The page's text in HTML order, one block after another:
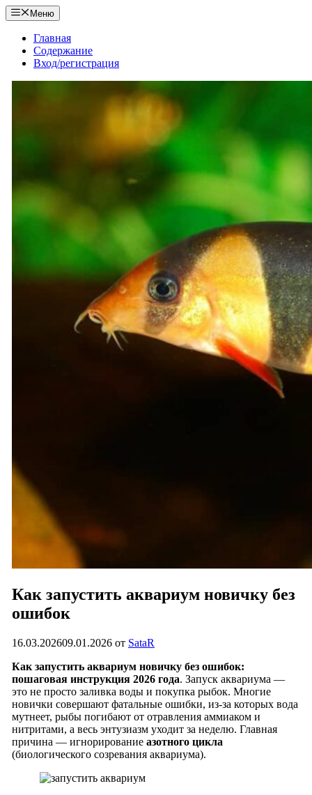
Перейти
к
содержимому
Меню
Главная
Содержание
Вход/регистрация
Как запустить аквариум новичку без
ошибок
16.03.202609.01.2026 от SataR
Как запустить аквариум новичку без ошибок:
пошаговая инструкция 2026 года. Запуск аквариума —
это не просто заливка воды и покупка рыбок. Многие
новички совершают фатальные ошибки, из-за которых вода
мутнеет, рыбы погибают от отравления аммиаком и
нитритами, а весь энтузиазм уходит за неделю. Главная
причина — игнорирование азотного цикла
(биологического созревания аквариума).